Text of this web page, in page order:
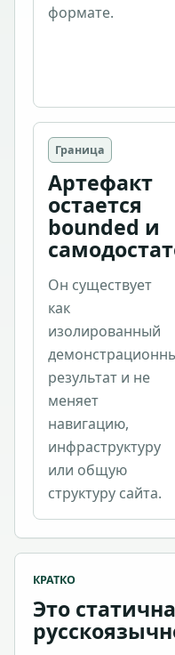
формате.
Граница
Артефакт
остается
bounded и
Он существует
как
изолированный
результат и не
меняет
навигацию,
инфраструктуру
или общую
структуру сайта.
КРАТКО
Это